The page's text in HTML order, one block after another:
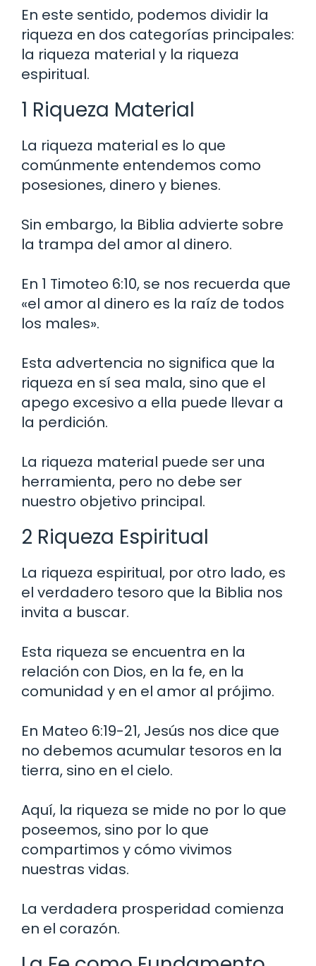
En este sentido, podemos dividir la
riqueza en dos categorías principales:
la riqueza material y la riqueza
espiritual.
1 Riqueza Material
La riqueza material es lo que
comúnmente entendemos como
posesiones, dinero y bienes.
Sin embargo, la Biblia advierte sobre
la trampa del amor al dinero.
En 1 Timoteo 6:10, se nos recuerda que
«el amor al dinero es la raíz de todos
los males».
Esta advertencia no significa que la
riqueza en sí sea mala, sino que el
apego excesivo a ella puede llevar a
la perdición.
La riqueza material puede ser una
herramienta, pero no debe ser
nuestro objetivo principal.
2 Riqueza Espiritual
La riqueza espiritual, por otro lado, es
el verdadero tesoro que la Biblia nos
invita a buscar.
Esta riqueza se encuentra en la
relación con Dios, en la fe, en la
comunidad y en el amor al prójimo.
En Mateo 6:19-21, Jesús nos dice que
no debemos acumular tesoros en la
tierra, sino en el cielo.
Aquí, la riqueza se mide no por lo que
poseemos, sino por lo que
compartimos y cómo vivimos
nuestras vidas.
La verdadera prosperidad comienza
en el corazón.